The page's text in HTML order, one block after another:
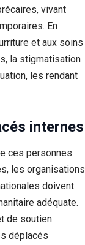
vivant
En
et aux soins
la stigmatisation
les rendant
internes
ces personnes
les organisations
doivent
adéquate.
de soutien
déplacés